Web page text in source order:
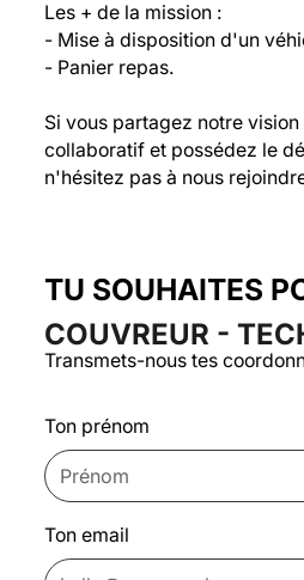
Les + de la mission :
- Mise à disposition d'un
- Panier repas.
Si vous partagez notre
collaboratif et possédez le
n'hésitez pas à nous
TU SOUHAITES
COUVREUR -
Transmets-nous tes
Ton prénom
Ton email